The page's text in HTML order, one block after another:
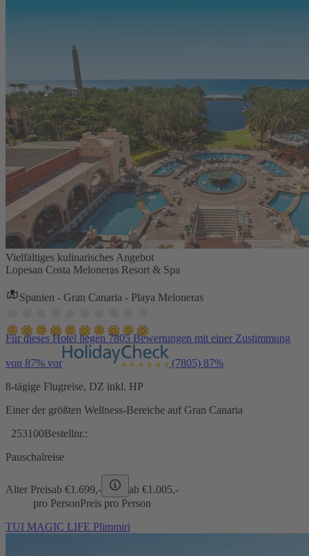
Vielfältiges kulinarisches Angebot
Lopesan Costa Meloneras Resort & Spa
Spanien - Gran Canaria - Playa Meloneras
Für dieses Hotel liegen 7805 Bewertungen mit einer Zustimmung
von 87% vor (7805) 87%
8-tägige Flugreise, DZ inkl. HP
Einer der größten Wellness-Bereiche auf Gran Canaria
253100Bestellnr.:
Pauschalreise
Alter Preisab €1.699,- ab €1.005,-
pro PersonPreis pro Person
TUI MAGIC LIFE Plimmiri